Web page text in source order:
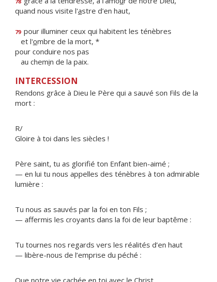
quand nous visite l'astre d'en haut,
79 pour illuminer ceux qui habitent les ténèbres
et l'ombre de la mort, *
pour conduire nos pas
au chemin de la paix.
INTERCESSION
Rendons grâce à Dieu le Père qui a sauvé son Fils de la
mort :
R/
Gloire à toi dans les siècles !
Père saint, tu as glorifié ton Enfant bien-aimé ;
— en lui tu nous appelles des ténèbres à ton admirable
lumière :
Tu nous as sauvés par la foi en ton Fils ;
— affermis les croyants dans la foi de leur baptême :
Tu tournes nos regards vers les réalités d’en haut
— libère-nous de l’emprise du péché :
Que notre vie cachée en toi avec le Christ